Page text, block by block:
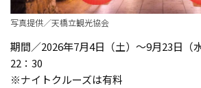
写真提供／天橋立観光協会
期間／2026年7月4日（土）〜9月23日（
22：30
※ナイトクルーズは有料